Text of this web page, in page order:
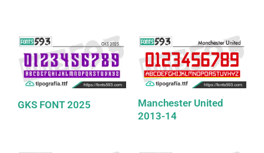
GKS FONT 2025
Manchester United
2013-14